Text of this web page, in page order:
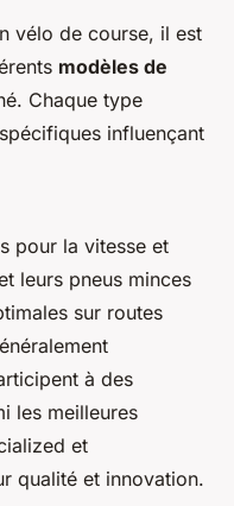
vélo de course, il est
modèles de
Chaque type
influençant
pour la vitesse et
leurs pneus minces
sur routes
à des
les meilleures
et
qualité et innovation.